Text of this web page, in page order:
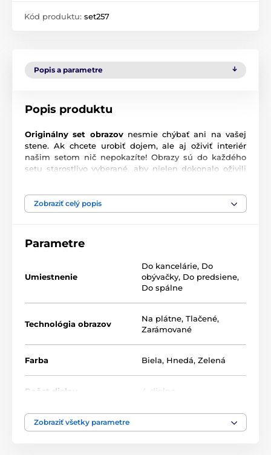
Kód produktu: set257
Popis a parametre
Popis produktu
Originálny set obrazov nesmie chýbať ani na vašej
stene. Ak chcete urobiť dojem, ale aj oživiť interiér
našim setom nič nepokazíte! Obrazy sú do každého
setu starostlivo vyberané, aby nielen dokonalo oživili
na vás, tak neváhajte a vytvorte si aj vy zo steny
galériu plnú jedinečných motívov.
Zobraziť celý popis
Parametre
Umiestnenie
Do kancelárie, Do
obývačky, Do predsiene,
Do spálne
Technológia obrazov
Na plátne, Tlačené,
Zarámované
Farba Biela, Hnedá, Zelená
Počet dielov 4-dielne
Zobraziť všetky parametre